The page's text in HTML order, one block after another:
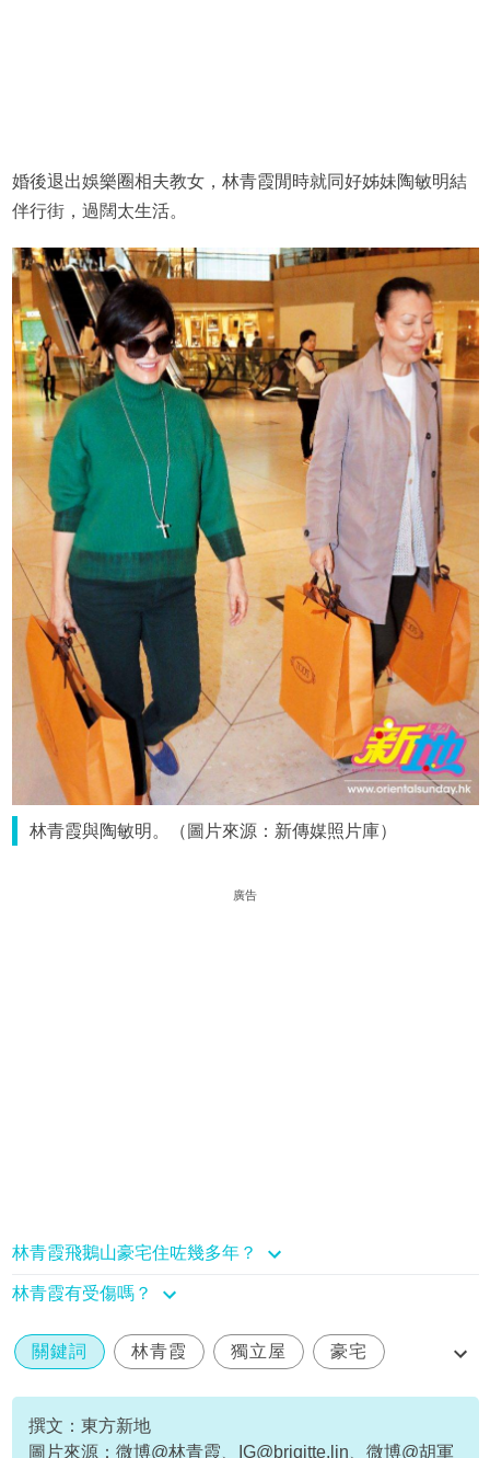
婚後退出娛樂圈相夫教女，林青霞閒時就同好姊妹陶敏明結
伴行街，過闊太生活。
林青霞與陶敏明。（圖片來源：新傳媒照片庫）
廣告
林青霞飛鵝山豪宅住咗幾多年？
林青霞有受傷嗎？
關鍵詞 林青霞 獨立屋 豪宅
邢李㷧
撰文：東方新地
圖片來源：微博@林青霞、
IG@brigitte.lin 、微博@胡軍